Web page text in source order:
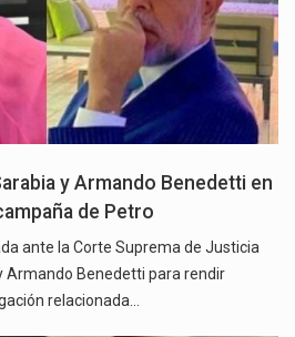
y Armando Benedetti en
de Petro
ante la Corte Suprema de Justicia
Armando Benedetti para rendir
relacionada…